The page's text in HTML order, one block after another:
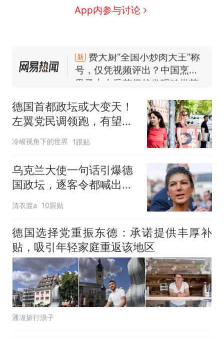
App内参与讨论
热 制裁瓜子饺子，美国怕什
么？
协会回应
男子上山采菌偶然发现鸡枞菌
窝，原地守1天等它长大：挖了
回大海 目击者直呼震惊 （视频
来源：参考消息）
笔试第一被第二名传话劝弃考
官方通报
惊艳！字都飘起来了 博主在田
3D！
热
制裁瓜子饺子，美国怕什
么？
德国首都政坛或大变天！
左翼党民调领跑，有望诞
生首位左翼女市长
冷峻视角下的世界 1跟贴
乌克兰大使一句话引爆德
国政坛，逐客令都喊出来
了
清衣渡a 10跟贴
德国选择党重振东德：承诺提供丰厚补
贴，吸引年轻家庭重返该地区
潘冹旅行浪子